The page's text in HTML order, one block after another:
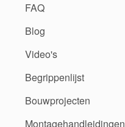
FAQ
Blog
Video's
Begrippenlijst
Bouwprojecten
Montagehandleidingen